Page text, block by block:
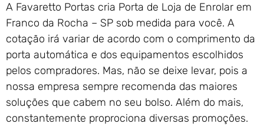
A Favaretto Portas cria Porta de Loja de Enrolar em
Franco da Rocha – SP sob medida para você. A
cotação irá variar de acordo com o comprimento da
porta automática e dos equipamentos escolhidos
pelos compradores. Mas, não se deixe levar, pois a
nossa empresa sempre recomenda das maiores
soluções que cabem no seu bolso. Além do mais,
constantemente proprociona diversas promoções.